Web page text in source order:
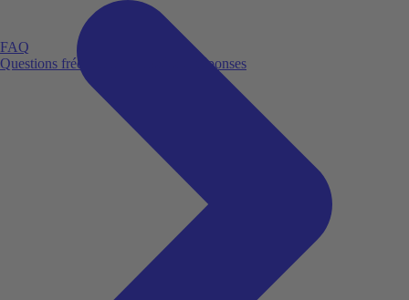
FAQ
Questions fréquemment posées et réponses